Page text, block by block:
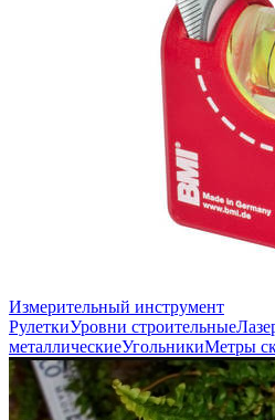
Измерительный инструмент
РулеткиУровни строительные
металлическиеУгольникиМетры